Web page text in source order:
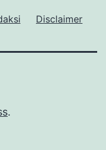
Disclaimer
.